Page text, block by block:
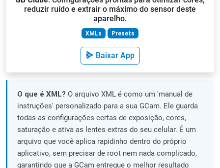
reduzir ruído e extrair o máximo do sensor deste
aparelho.
XMLs Presets
Baixar App
O que é XML? O arquivo XML é como um 'manual de
instruções' personalizado para a sua GCam. Ele guarda
todas as configurações certas de exposição, cores,
saturação e ativa as lentes extras do seu celular. É um
arquivo que você aplica rapidinho dentro do próprio
aplicativo, sem precisar de root nem nada complicado,
garantindo que a GCam entregue o melhor resultado